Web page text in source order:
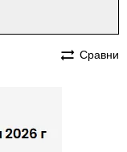
Сравни